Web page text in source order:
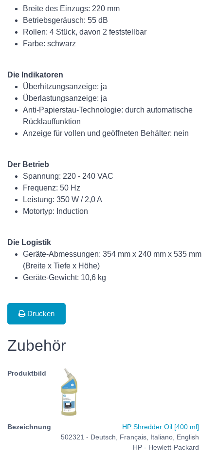
Breite des Einzugs: 220 mm
Betriebsgeräusch: 55 dB
Rollen: 4 Stück, davon 2 feststellbar
Farbe: schwarz
Die Indikatoren
Überhitzungsanzeige: ja
Überlastungsanzeige: ja
Anti-Papierstau-Technologie: durch automatische
Rücklauffunktion
Anzeige für vollen und geöffneten Behälter: nein
Der Betrieb
Spannung: 220 - 240 VAC
Frequenz: 50 Hz
Leistung: 350 W / 2,0 A
Motortyp: Induction
Die Logistik
Geräte-Abmessungen: 354 mm x 240 mm x 535 mm
(Breite x Tiefe x Höhe)
Geräte-Gewicht: 10,6 kg
Drucken
Zubehör
HP Shredder Oil [400 ml]
502321 - Deutsch, Français, Italiano, English
HP - Hewlett-Packard